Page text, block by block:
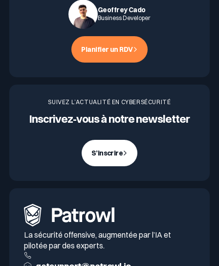
Geoffrey Cado
Business Developer
Planifier un RDV
SUIVEZ L’ACTUALITÉ EN CYBERSÉCURITÉ
Inscrivez-vous à notre newsletter
S’inscrire
La sécurité offensive, augmentée par l’IA et
pilotée par des experts.